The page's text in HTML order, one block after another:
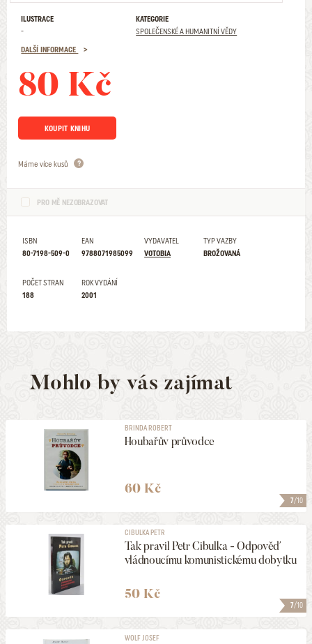
ILUSTRACE
-
KATEGORIE
SPOLEČENSKÉ A HUMANITNÍ VĚDY
DALŠÍ INFORMACE
80 Kč
KOUPIT KNIHU
Máme více kusů
PRO MĚ NEZOBRAZOVAT
ISBN
80-7198-509-0
EAN
9788071985099
VYDAVATEL
VOTOBIA
TYP VAZBY
BROŽOVANÁ
POČET STRAN
188
ROK VYDÁNÍ
2001
Mohlo by vás zajímat
7/10
BRINDA ROBERT
Houbařův průvodce
60 Kč
7/10
CIBULKA PETR
Tak pravil Petr Cibulka - Odpověď
vládnoucímu komunistickému dobytku
50 Kč
WOLF JOSEF